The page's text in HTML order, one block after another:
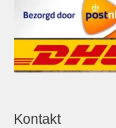
Kontakt